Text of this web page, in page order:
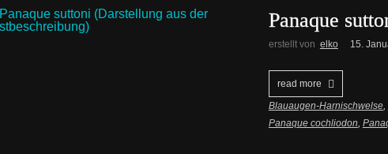
Panaque
erstellt von elko 15.
read more
Blauaugen-Harnischwelse,
Panaque cochliodon,